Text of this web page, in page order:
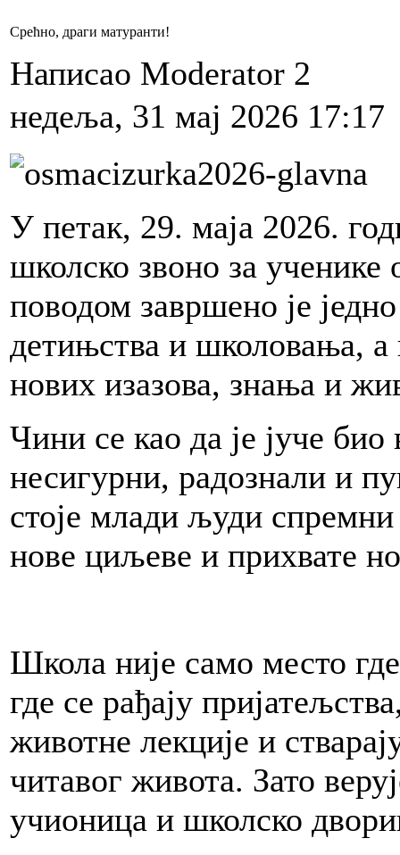
Срећно, драги матуранти!
Написао Moderator 2
недеља, 31 мај 2026 17:17
У петак, 29. маја 2026.
школско звоно за
поводом завршено је
детињства и школовања, а
нових изазова, знања и
Чини се као да је јуче
несигурни, радознали и
стоје млади људи спремни
нове циљеве и прихвате
Школа није само место
где се рађају
животне лекције и
читавог живота. Зато
учионица и школско